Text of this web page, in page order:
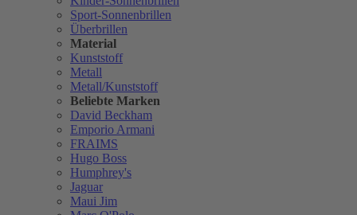
Sport-Sonnenbrillen
Überbrillen
Material
Kunststoff
Metall
Metall/Kunststoff
Beliebte Marken
David Beckham
Emporio Armani
FRAIMS
Hugo Boss
Humphrey's
Jaguar
Maui Jim